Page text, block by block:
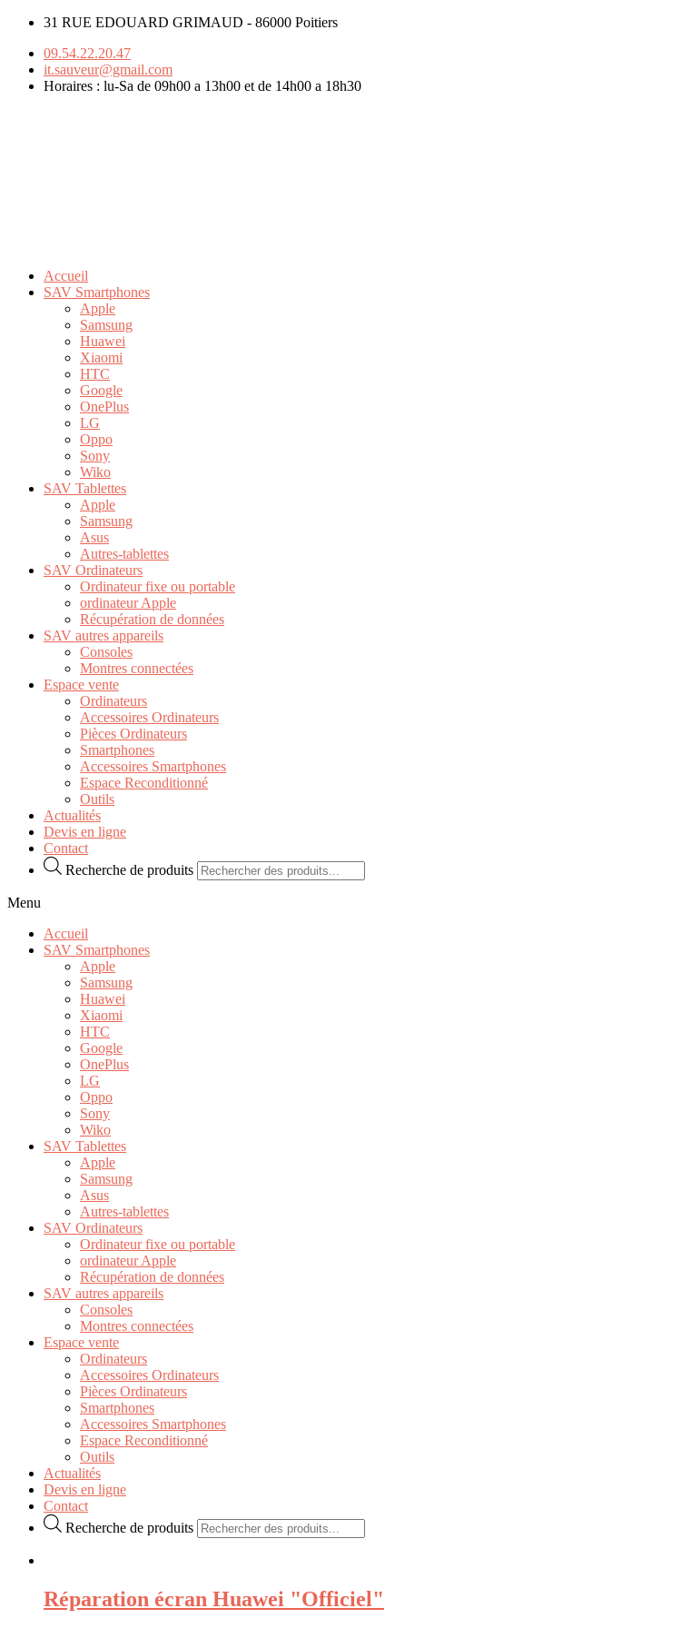
31 RUE EDOUARD GRIMAUD - 86000 Poitiers
09.54.22.20.47
it.sauveur@gmail.com
Horaires : lu-Sa de 09h00 a 13h00 et de 14h00 a 18h30
Accueil
SAV Smartphones
Apple
Samsung
Huawei
Xiaomi
HTC
Google
OnePlus
LG
Oppo
Sony
Wiko
SAV Tablettes
Apple
Samsung
Asus
Autres-tablettes
SAV Ordinateurs
Ordinateur fixe ou portable
ordinateur Apple
Récupération de données
SAV autres appareils
Consoles
Montres connectées
Espace vente
Ordinateurs
Accessoires Ordinateurs
Pièces Ordinateurs
Smartphones
Accessoires Smartphones
Espace Reconditionné
Outils
Actualités
Devis en ligne
Contact
Recherche de produits
Menu
Accueil
SAV Smartphones
Apple
Samsung
Huawei
Xiaomi
HTC
Google
OnePlus
LG
Oppo
Sony
Wiko
SAV Tablettes
Apple
Samsung
Asus
Autres-tablettes
SAV Ordinateurs
Ordinateur fixe ou portable
ordinateur Apple
Récupération de données
SAV autres appareils
Consoles
Montres connectées
Espace vente
Ordinateurs
Accessoires Ordinateurs
Pièces Ordinateurs
Smartphones
Accessoires Smartphones
Espace Reconditionné
Outils
Actualités
Devis en ligne
Contact
Recherche de produits
Réparation écran Huawei "Officiel"